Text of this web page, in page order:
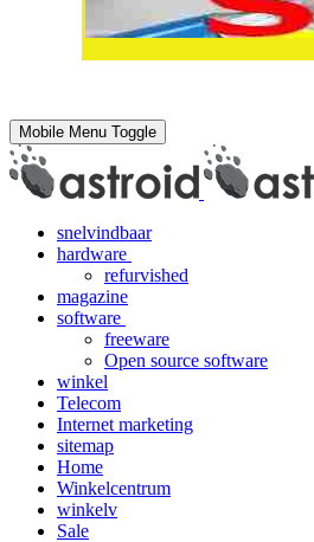
Mobile Menu Toggle
snelvindbaar
hardware
refurvished
magazine
software
freeware
Open source software
winkel
Telecom
Internet marketing
sitemap
Home
Winkelcentrum
winkelv
Sale